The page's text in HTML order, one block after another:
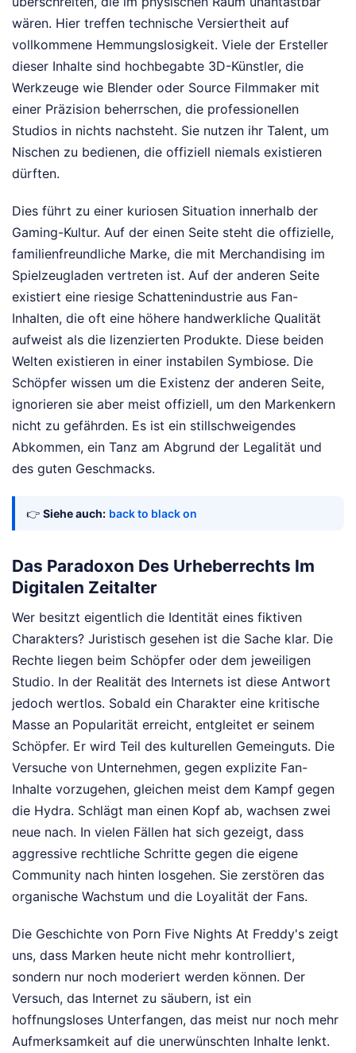
wären. Hier treffen technische Versiertheit auf
vollkommene Hemmungslosigkeit. Viele der Ersteller
dieser Inhalte sind hochbegabte 3D-Künstler, die
Werkzeuge wie Blender oder Source Filmmaker mit
einer Präzision beherrschen, die professionellen
Studios in nichts nachsteht. Sie nutzen ihr Talent, um
Nischen zu bedienen, die offiziell niemals existieren
dürften.
Dies führt zu einer kuriosen Situation innerhalb der
Gaming-Kultur. Auf der einen Seite steht die offizielle,
familienfreundliche Marke, die mit Merchandising im
Spielzeugladen vertreten ist. Auf der anderen Seite
existiert eine riesige Schattenindustrie aus Fan-
Inhalten, die oft eine höhere handwerkliche Qualität
aufweist als die lizenzierten Produkte. Diese beiden
Welten existieren in einer instabilen Symbiose. Die
Schöpfer wissen um die Existenz der anderen Seite,
ignorieren sie aber meist offiziell, um den Markenkern
nicht zu gefährden. Es ist ein stillschweigendes
Abkommen, ein Tanz am Abgrund der Legalität und
des guten Geschmacks.
👉 Siehe auch: back to black on
Das Paradoxon Des Urheberrechts Im
Digitalen Zeitalter
Wer besitzt eigentlich die Identität eines fiktiven
Charakters? Juristisch gesehen ist die Sache klar. Die
Rechte liegen beim Schöpfer oder dem jeweiligen
Studio. In der Realität des Internets ist diese Antwort
jedoch wertlos. Sobald ein Charakter eine kritische
Masse an Popularität erreicht, entgleitet er seinem
Schöpfer. Er wird Teil des kulturellen Gemeinguts. Die
Versuche von Unternehmen, gegen explizite Fan-
Inhalte vorzugehen, gleichen meist dem Kampf gegen
die Hydra. Schlägt man einen Kopf ab, wachsen zwei
neue nach. In vielen Fällen hat sich gezeigt, dass
aggressive rechtliche Schritte gegen die eigene
Community nach hinten losgehen. Sie zerstören das
organische Wachstum und die Loyalität der Fans.
Die Geschichte von Porn Five Nights At Freddy's zeigt
uns, dass Marken heute nicht mehr kontrolliert,
sondern nur noch moderiert werden können. Der
Versuch, das Internet zu säubern, ist ein
hoffnungsloses Unterfangen, das meist nur noch mehr
Aufmerksamkeit auf die unerwünschten Inhalte lenkt.